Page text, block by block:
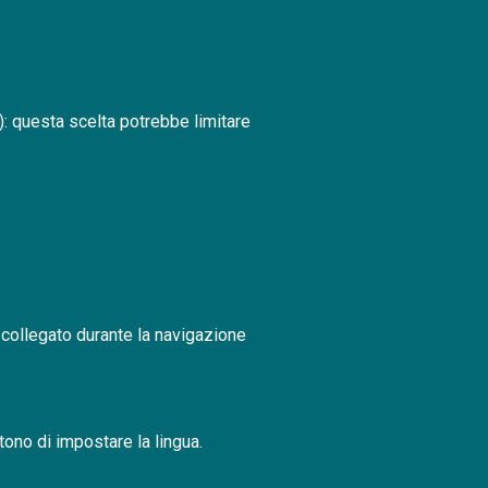
questa scelta potrebbe limitare
durante la navigazione
di impostare la lingua.